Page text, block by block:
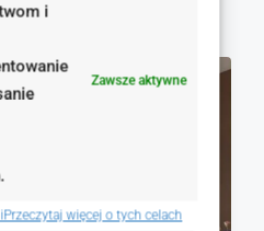
i
Zawsze aktywne
Przeczytaj więcej o tych celach
NA SPRZEDAŻ RYNEK WTÓRNY